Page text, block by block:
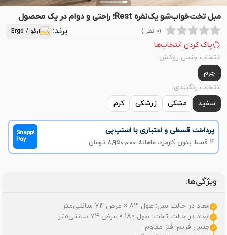
مبل تخت‌خواب‌شو یک‌نفره Rest؛ راحتی و دوام در یک محصول
(0 نظر ) برند: ارگو / Ergo
پاک کردن انتخاب‌ها
انتخاب جنس روکش:
چرم
انتخاب رنگبندی:
سفید
مشکی زرشکی کرم
پرداخت قسطی و اعتباری با اسنپ‌پی
۴ قسط بدون کارمزد، ماهانه ۸٬۹۵۰٬۰۰۰ تومان
Snapp!
Pay
ویژگی‌ها:
ابعاد در حالت مبل: طول 83 × عرض 74 سانتی‌متر
ابعاد در حالت تخت: طول 180 × عرض 74 سانتی‌متر
جنس فریم: فلز مقاوم